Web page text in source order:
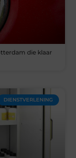
die klaar
DIENSTVERLENING